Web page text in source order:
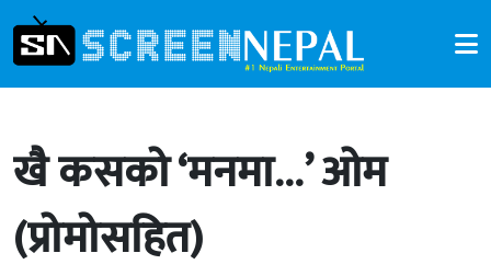
खै कसको ‘मनमा…’ ओम
(प्रोमोसहित)